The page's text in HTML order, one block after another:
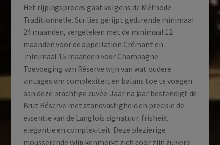
Het rijpingsproces gaat volgens de Méthode
Traditionnelle. Sur lies gerijpt gedurende minimaal
24 maanden, vergeleken met de minimaal 12
maanden voor de appellation Crémant en
minimaal 15 maanden voor Champagne.
Toevoeging van Réserve wijn van wat oudere
vintages om complexiteit en balans toe te voegen
aan deze prachtige cuvée. Jaar na jaar bestendigt de
Brut Réserve met standvastigheid en precisie de
essentie van de Langlois signatuur: frisheid,
elegantie en complexiteit. Deze plezierige
mousserende wijn kenmerkt zich door zijn zuivere